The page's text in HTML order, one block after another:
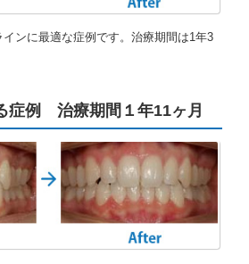
ンに最適な症例です。治療期間は1年3
症例 治療期間１年11ヶ月